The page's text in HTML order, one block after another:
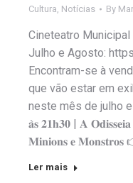
Cultura, Notícias By
Cineteatro
Julho e Agosto:
Encontram-se à
que vão estar em
neste mês de julho
𝐚̀𝐬 𝟐𝟏𝐡𝟑𝟎 | 𝐀
𝐌𝐢𝐧𝐢𝐨𝐧𝐬 𝐞 𝐌𝐨𝐧𝐬𝐭𝐫𝐨𝐬
Ler mais